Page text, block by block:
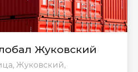
Жуковский
Жуковский,